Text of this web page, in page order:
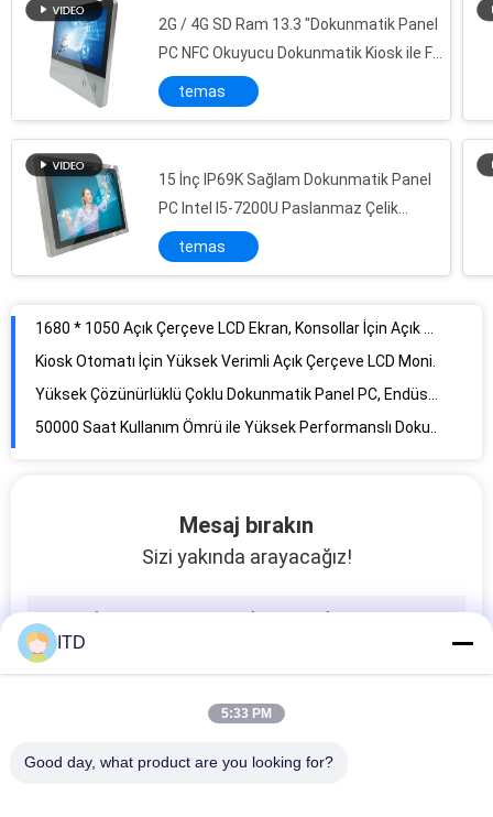
2G / 4G SD Ram 13.3 "Dokunmatik Panel
PC NFC Okuyucu Dokunmatik Kiosk ile Full
HD Yüksek Parlaklık
temas
15 İnç IP69K Sağlam Dokunmatik Panel
PC Intel I5-7200U Paslanmaz Çelik
Muhafaza
temas
Endüstriyel, 50000 Saat Ömür İçin Düz Pro Kapasitif Açık Çerçeve Dokunmatik Monitör
Full HD Endüstriyel Panel PC Dokunmatik Ekran 1920 × 1080 Panel Montaj Muhafaza Tipi
Yüksek Hassasiyetli 15.6 Dokunmatik Panel PC 20.25W Sıfır Çerçeve% 10 -% 90 Nem
1920 × 1080 Endüstriyel Dokunmatik Ekran Bilgisayar Düz Çerçeve 300 Nits Parlaklık
Alüminyum Çerçeve Düz Yüzeyli Profesyonel 17 "Dokunmatik Panel PC 250 Nits
Mesaj bırakın
Sizi yakında arayacağız!
ITD
5:33 PM
Good day, what product are you looking for?